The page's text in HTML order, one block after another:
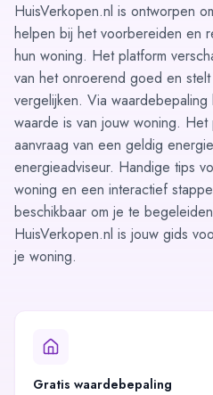
HuisVerkopen.nl is ontworpen
helpen bij het voorbereiden en
hun woning. Het platform
van het onroerend goed en
vergelijken. Via waardebepaling
waarde is van jouw woning.
aanvraag van een geldig
energieadviseur. Handige tips
woning en een interactief
beschikbaar om je te
HuisVerkopen.nl is jouw gids
je woning.
Gratis waardebepaling